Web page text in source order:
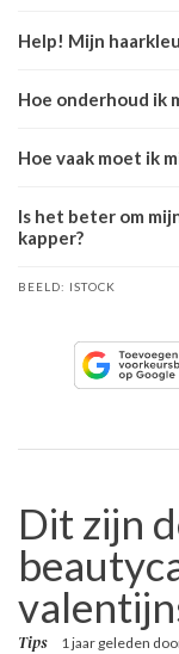
Help! Mijn
Hoe onderhoud ik
Hoe vaak moet ik
Is het beter om
kapper?
BEELD: ISTOCK
Dit zijn
Tips 1 jaar geleden